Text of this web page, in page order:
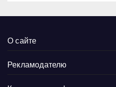
О сайте
Рекламодателю